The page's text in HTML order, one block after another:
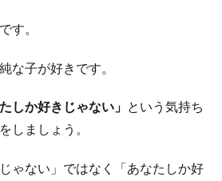
す。
な子が好きです。
しか好きじゃない」 という気持ち
しましょう。
ゃない」ではなく「あなたしか好